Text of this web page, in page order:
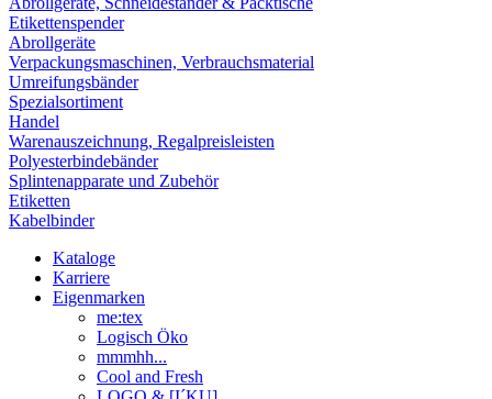
Etikettenspender
Abrollgeräte
Verpackungsmaschinen, Verbrauchsmaterial
Umreifungsbänder
Spezialsortiment
Handel
Warenauszeichnung, Regalpreisleisten
Polyesterbindebänder
Splintenapparate und Zubehör
Etiketten
Kabelbinder
Kataloge
Karriere
Eigenmarken
me:tex
Logisch Öko
mmmhh...
Cool and Fresh